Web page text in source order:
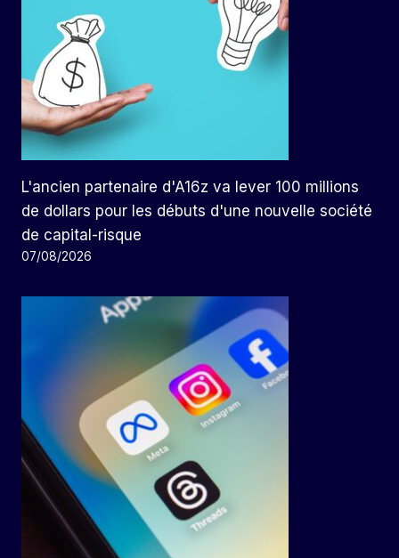
L'ancien partenaire d'A16z va lever 100 millions
de dollars pour les débuts d'une nouvelle société
de capital-risque
07/08/2026